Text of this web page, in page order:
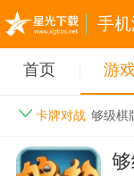
手
首页 游戏
卡牌对战 够级棋